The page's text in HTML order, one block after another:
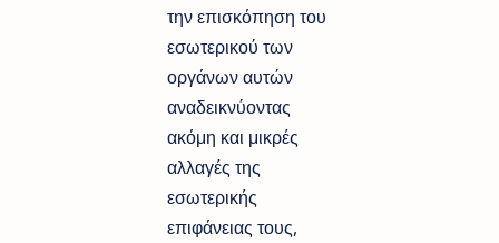
την επισκόπηση του
εσωτερικού των
οργάνων αυτών
αναδεικνύοντας
ακόμη και μικρές
αλλαγές της
εσωτερικής
επιφάνειας τους,